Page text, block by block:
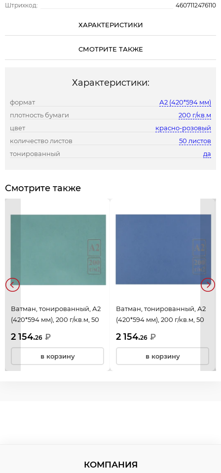
Штрихкод:
4607112476110
ХАРАКТЕРИСТИКИ
СМОТРИТЕ ТАКЖЕ
Характеристики:
формат
А2 (420*594 мм)
плотность бумаги
200 г/кв.м
цвет
красно-розовый
количество листов
50 листов
тонированный
да
Смотрите также
Ватман, тонированный, А2
(420*594 мм), 200 г/кв.м, 50
Холдинг, КЦА2зел.
2 154.26 ₽
в корзину
Ватман, тонированный, А2
(420*594 мм), 200 г/кв.м, 50
Холдинг, КЦА2син.
2 154.26 ₽
в корзину
КОМПАНИЯ